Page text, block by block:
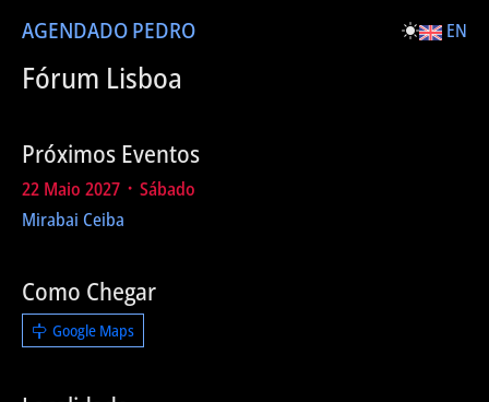
AGENDADO PEDRO EN
Fórum Lisboa
Próximos Eventos
22 Maio 2027 ᛫ Sábado
Mirabai Ceiba
Como Chegar
Google Maps